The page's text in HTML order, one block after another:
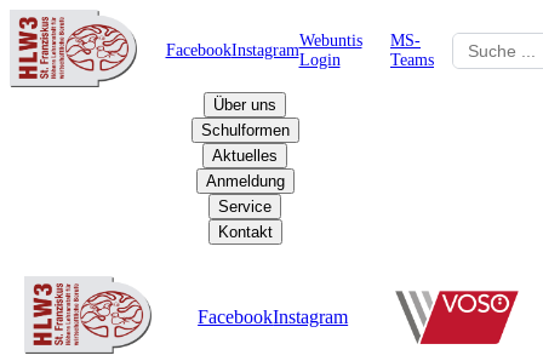
FacebookInstagram
Webuntis
Login
MS-
Teams
Über uns
Schulformen
Aktuelles
Anmeldung
Service
Kontakt
FacebookInstagram